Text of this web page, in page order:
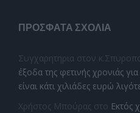
ΠΡΌΣΦΑΤΑ ΣΧΌΛΙΑ
Συγχαρητηρια στον
έξοδα της φετινής χρονιάς
είναι κάτι χιλιάδες ευρώ
Χρήστος Μπούρας στο Εκτός